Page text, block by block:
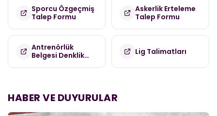
Sporcu Özgeçmiş
Talep Formu
Askerlik Erteleme
Talep Formu
Antrenörlük
Belgesi Denklik
Lig Talimatları
HABER VE DUYURULAR